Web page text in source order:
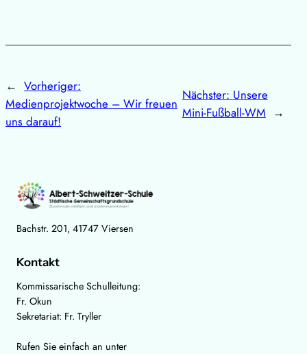
← Vorheriger:
Medienprojektwoche – Wir freuen
uns darauf!
Nächster: Unsere
Mini-Fußball-WM →
Bachstr. 201, 41747 Viersen
Kontakt
Kommissarische Schulleitung:
Fr. Okun
Sekretariat: Fr. Tryller
Rufen Sie einfach an unter